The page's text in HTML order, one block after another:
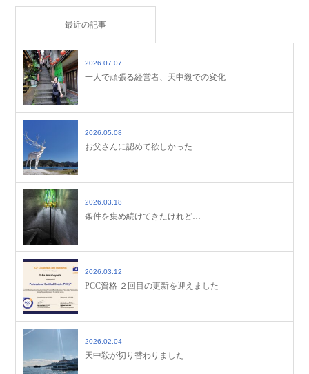
最近の記事
2026.07.07
一人で頑張る経営者、天中殺での変化
2026.05.08
お父さんに認めて欲しかった
2026.03.18
条件を集め続けてきたけれど…
2026.03.12
PCC資格 ２回目の更新を迎えました
2026.02.04
天中殺が切り替わりました